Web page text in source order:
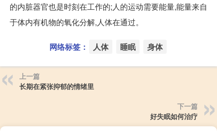
的内脏器官也是时刻在工作的;人的运动需要能量,能量来自
于体内有机物的氧化分解,人体在通过。
网络标签： 人体 睡眠 身体
上一篇
长期在紧张抑郁的情绪里
下一篇
好失眠如何治疗